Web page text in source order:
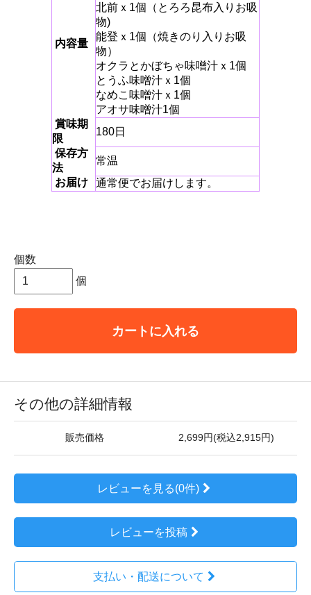
内容量
北前ｘ1個（とろろ昆布入りお吸
物)
能登ｘ1個（焼きのり入りお吸
物）
オクラとかぼちゃ味噌汁ｘ1個
とうふ味噌汁ｘ1個
なめこ味噌汁ｘ1個
アオサ味噌汁1個
賞味期
限
180日
保存方
法
常温
お届け
通常便でお届けします。
個数
個
カートに入れる
その他の詳細情報
販売価格 2,699円(税込2,915円)
レビューを見る(0件)
レビューを投稿
支払い・配送について